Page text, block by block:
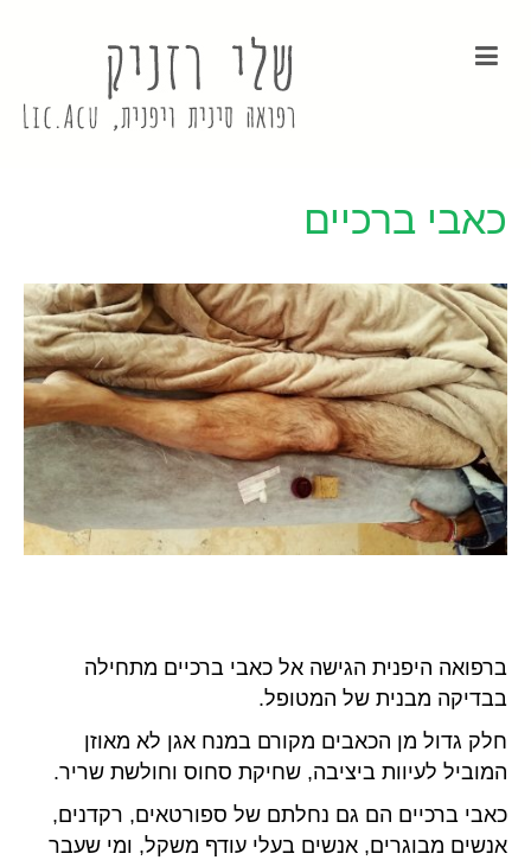
כאבי ברכיים
ברפואה היפנית הגישה אל כאבי ברכיים מתחילה
בבדיקה מבנית של המטופל.
חלק גדול מן הכאבים מקורם במנח אגן לא מאוזן
המוביל לעיוות ביציבה, שחיקת סחוס וחולשת שריר.
כאבי ברכיים הם גם נחלתם של ספורטאים, רקדנים,
אנשים מבוגרים, אנשים בעלי עודף משקל, ומי שעבר